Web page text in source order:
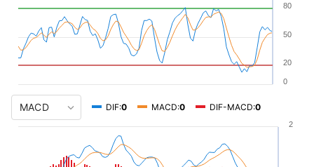
0
20
50
80
DIF:0 MACD:0 DIF-MACD:0
2